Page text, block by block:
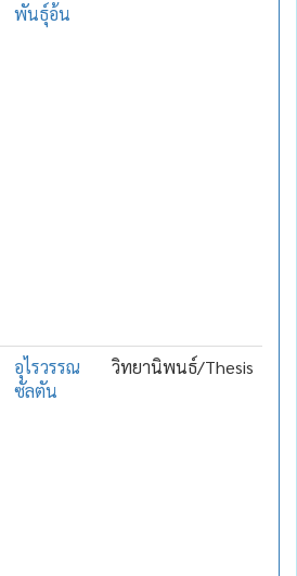
พันธุ์อ้น
อุไรวรรณ
ซัลตัน
วิทยานิพนธ์/Thesis